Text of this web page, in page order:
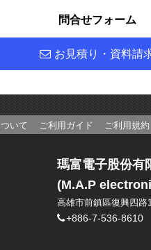
問合せフォーム
お見積り・資料請
いて ご利用ガイド ご利用規約
瑪富電子股份有
(M.A.P
高雄市前鎮區復興四路
+886-7-536-8610